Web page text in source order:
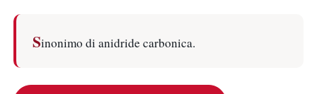
Sinonimo di anidride carbonica.